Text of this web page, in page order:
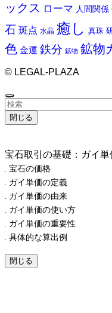
ックス ローマ 人間関係
石 斑点 水晶 癒し 真珠
色 金運 鉄分 鉱物 鉱物
© LEGAL-PLAZA
閉じる
宝石取引の基礎：ガイ単
宝石の価格
ガイ単価の定義
ガイ単価の由来
ガイ単価の使い方
ガイ単価の重要性
具体的な算出例
閉じる